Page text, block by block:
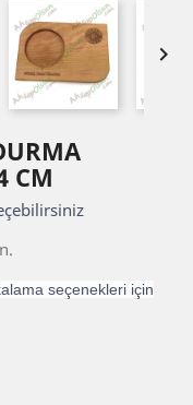

CM
seçenekleri için